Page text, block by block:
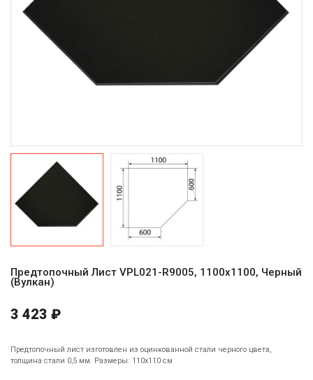
Предтопочный Лист VPL021-R9005, 1100х1100, Черный
(Вулкан)
3 423 ₽
Предтопочный лист изготовлен из оцинкованной стали черного цвета,
толщина стали 0,5 мм. Размеры: 110х110 см